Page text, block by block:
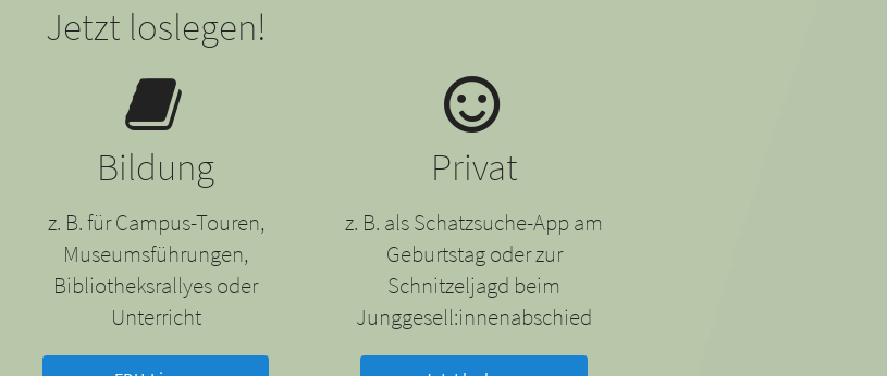
Jetzt loslegen!
Bildung
z. B. für Campus-Touren,
Museumsführungen,
Bibliotheksrallyes oder
Unterricht
Privat
z. B. als Schatzsuche-App am
Geburtstag oder zur
Schnitzeljagd beim
Junggesell:innenabschied